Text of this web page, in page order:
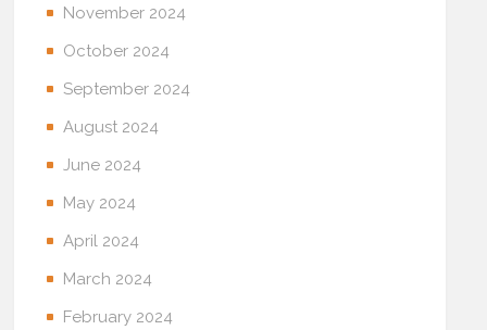
November 2024
October 2024
September 2024
August 2024
June 2024
May 2024
April 2024
March 2024
February 2024